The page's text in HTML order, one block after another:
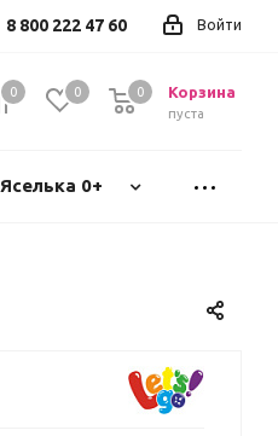
Войти
8 800 222 47 60
0 0 Корзина
пуста
0
Яселька 0+